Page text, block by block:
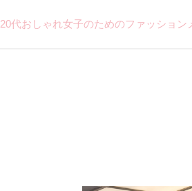
20代おしゃれ女子のためのファッショ